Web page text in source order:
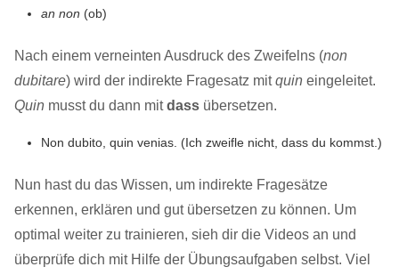
an non (ob)
Nach einem verneinten Ausdruck des Zweifelns (non
dubitare) wird der indirekte Fragesatz mitquin eingeleitet.
Quin musst du dann mitdass übersetzen.
Non dubito, quin venias. (Ich zweifle nicht, dass du kommst.)
Nun hast du das Wissen, um indirekte Fragesätze
erkennen, erklären und gut übersetzen zu können. Um
optimal weiter zu trainieren, sieh dir die Videos an und
überprüfe dich mit Hilfe der Übungsaufgaben selbst. Viel